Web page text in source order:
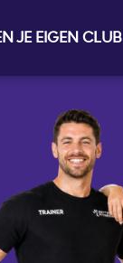
JE EIGEN CLUB